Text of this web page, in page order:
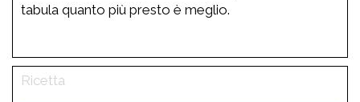
tabula quanto più presto è meglio.